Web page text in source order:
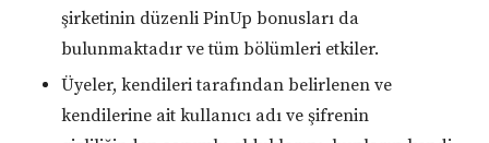
şirketinin düzenli PinUp bonusları da
bulunmaktadır ve tüm bölümleri etkiler.
Üyeler, kendileri tarafından belirlenen ve
kendilerine ait kullanıcı adı ve şifrenin